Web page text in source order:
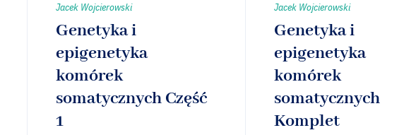
Jacek Wojcierowski
Genetyka i
epigenetyka
komórek
somatycznych Część
1
Jacek Wojcierowski
Genetyka i
epigenetyka
komórek
somatycznych
Komplet